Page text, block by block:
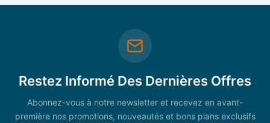
Restez Informé Des Dernières Offres
Abonnez-vous à notre newsletter et recevez en avant-
première nos promotions, nouveautés et bons plans exclusifs